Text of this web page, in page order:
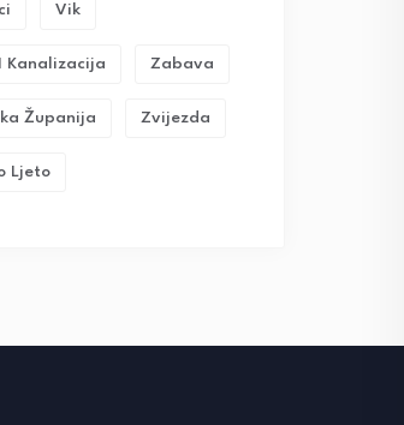
Vik
Kanalizacija Zabava
Županija Zvijezda
Ljeto